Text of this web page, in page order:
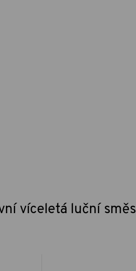
víceletá luční směs